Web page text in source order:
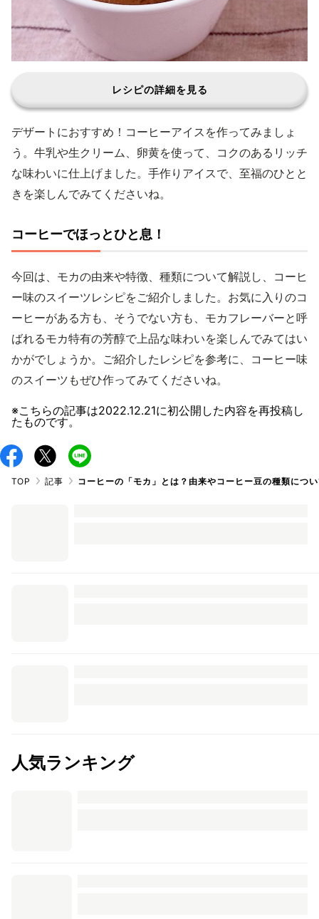
レシピの詳細を見る
デザートにおすすめ！コーヒーアイスを作ってみましょ
う。牛乳や生クリーム、卵黄を使って、コクのあるリッチ
な味わいに仕上げました。手作りアイスで、至福のひとと
きを楽しんでみてくださいね。
コーヒーでほっとひと息！
今回は、モカの由来や特徴、種類について解説し、コーヒ
ー味のスイーツレシピをご紹介しました。お気に入りのコ
ーヒーがある方も、そうでない方も、モカフレーバーと呼
ばれるモカ特有の芳醇で上品な味わいを楽しんでみてはい
かがでしょうか。ご紹介したレシピを参考に、コーヒー味
のスイーツもぜひ作ってみてくださいね。
※こちらの記事は2022.12.21に初公開した内容を再投稿し
たものです。
TOP 記事 コーヒーの「モカ」とは？由来やコーヒー豆の種類につ
人気ランキング